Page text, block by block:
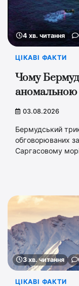
4 хв. читання
ЦІКАВІ ФАКТИ
Чому
аномальною
03.08.2026
Бермудський
обговорюваних
Саргасовому
3 хв. читання
ЦІКАВІ ФАКТИ